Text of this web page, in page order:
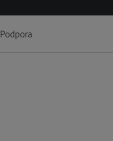
Podpora